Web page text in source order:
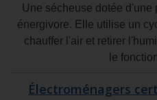
Une sécheuse dotée d'une
énergivore. Elle utilise un
chauffer l'air et retirer
le
Électroménagers